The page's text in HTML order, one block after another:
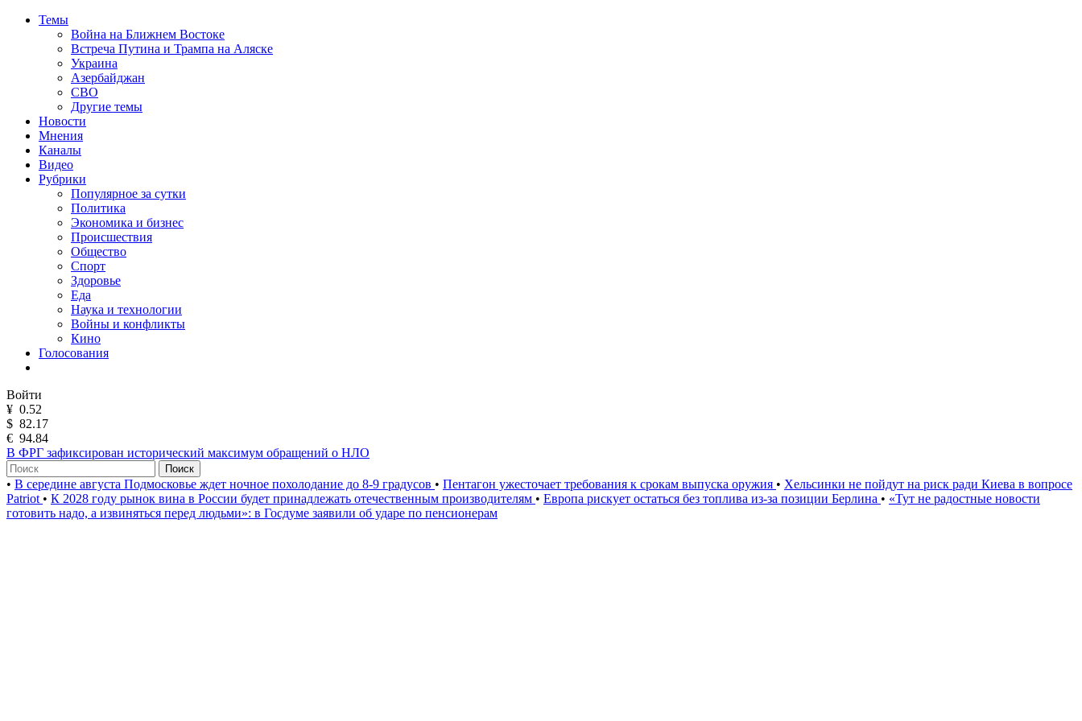
Темы
Война на Ближнем Востоке
Встреча Путина и Трампа на Аляске
Украина
Азербайджан
СВО
Другие темы
Новости
Мнения
Каналы
Видео
Рубрики
Популярное за сутки
Политика
Экономика и бизнес
Происшествия
Общество
Спорт
Здоровье
Еда
Наука и технологии
Войны и конфликты
Кино
Голосования
Войти
¥ 0.52
$ 82.17
€ 94.84
В ФРГ зафиксирован исторический максимум обращений о НЛО
Поиск
• В середине августа Подмосковье ждет ночное похолодание до 8-9 градусов • Пентагон ужесточает требования к срокам выпуска оружия • Хельсинки не пойдут на риск ради Киева в вопросе
Patriot • К 2028 году рынок вина в России будет принадлежать отечественным производителям • Европа рискует остаться без топлива из-за позиции Берлина • «Тут не радостные новости
готовить надо, а извиняться перед людьми»: в Госдуме заявили об ударе по пенсионерам